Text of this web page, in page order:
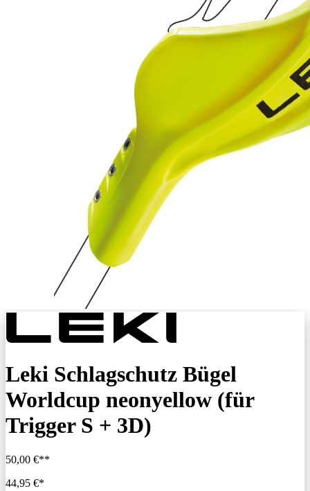
Leki Schlagschutz Bügel
Worldcup neonyellow (für
Trigger S + 3D)
50,00 €**
44,95 €*